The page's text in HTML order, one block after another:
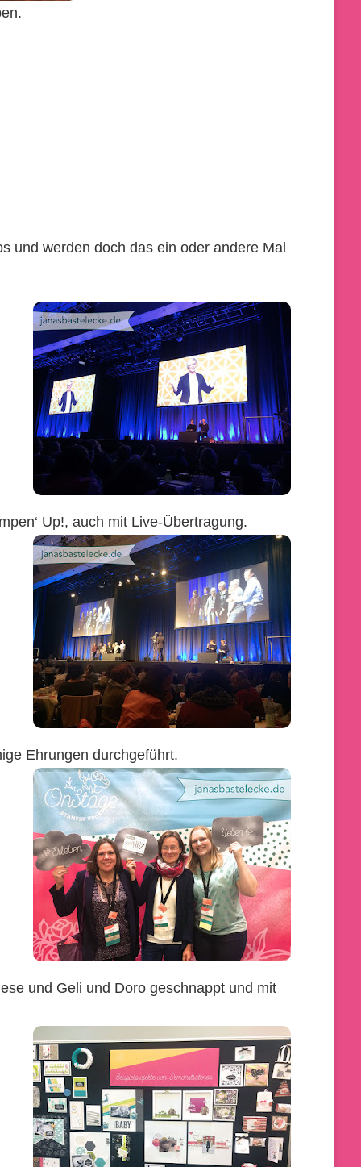
und werden doch das ein oder andere Mal
Up!, auch mit Live-Übertragung.
Ehrungen durchgeführt.
und Geli und Doro geschnappt und mit